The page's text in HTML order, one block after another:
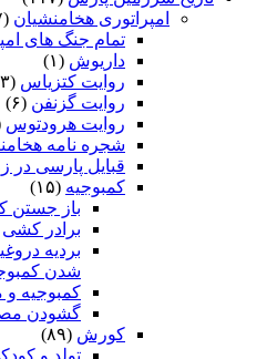
امپراتوری هخامنشیان (۱۱۷)
تمام جنگ های
داریوش (۱)
روایت کتزیاس (۱۳)
روایت گزنفن (۶)
روایت هرودتوس
شجره نامه
قبایل پارسی در
کمبوجیه (۱۵)
باز جستن
برادر کشی
بردیه
شدن
کمبوجیه و
گشودن
کورش (۸۹)
تولد و